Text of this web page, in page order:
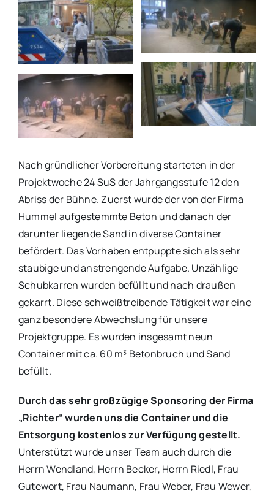
Nach gründlicher Vorbereitung starteten in der
Projektwoche 24 SuS der Jahrgangsstufe 12 den
Abriss der Bühne. Zuerst wurde der von der Firma
Hummel aufgestemmte Beton und danach der
darunter liegende Sand in diverse Container
befördert. Das Vorhaben entpuppte sich als sehr
staubige und anstrengende Aufgabe. Unzählige
Schubkarren wurden befüllt und nach draußen
gekarrt. Diese schweißtreibende Tätigkeit war eine
ganz besondere Abwechslung für unsere
Projektgruppe. Es wurden insgesamt neun
Container mit ca. 60 m³ Betonbruch und Sand
befüllt.
Durch das sehr großzügige Sponsoring der Firma
„Richter“ wurden uns die Container und die
Entsorgung kostenlos zur Verfügung gestellt.
Unterstützt wurde unser Team auch durch die
Herrn Wendland, Herrn Becker, Herrn Riedl, Frau
Gutewort, Frau Naumann, Frau Weber, Frau Wewer,